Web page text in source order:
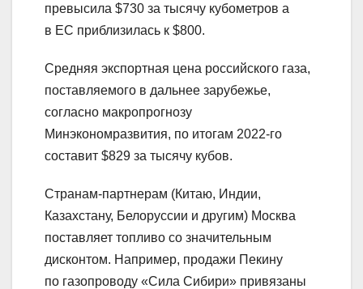
превысила $730 за тысячу кубометров а
в ЕС приблизилась к $800.
Средняя экспортная цена российского газа,
поставляемого в дальнее зарубежье,
согласно макропрогнозу
Минэкономразвития, по итогам 2022-го
составит $829 за тысячу кубов.
Странам-партнерам (Китаю, Индии,
Казахстану, Белоруссии и другим) Москва
поставляет топливо со значительным
дисконтом. Например, продажи Пекину
по газопроводу «Сила Сибири» привязаны